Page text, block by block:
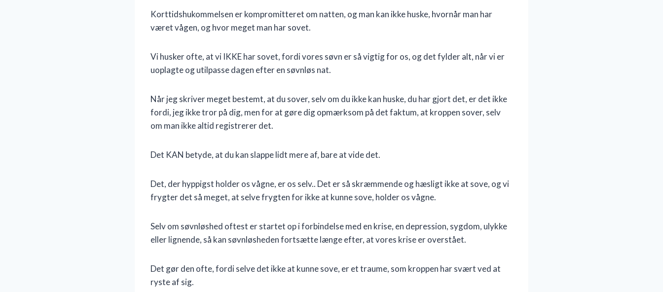
Korttidshukommelsen er kompromitteret om natten, og man kan ikke huske, hvornår man har
været vågen, og hvor meget man har sovet.
Vi husker ofte, at vi IKKE har sovet, fordi vores søvn er så vigtig for os, og det fylder alt, når vi er
uoplagte og utilpasse dagen efter en søvnløs nat.
Når jeg skriver meget bestemt, at du sover, selv om du ikke kan huske, du har gjort det, er det ikke
fordi, jeg ikke tror på dig, men for at gøre dig opmærksom på det faktum, at kroppen sover, selv
om man ikke altid registrerer det.
Det KAN betyde, at du kan slappe lidt mere af, bare at vide det.
Det, der hyppigst holder os vågne, er os selv.. Det er så skræmmende og hæsligt ikke at sove, og vi
frygter det så meget, at selve frygten for ikke at kunne sove, holder os vågne.
Selv om søvnløshed oftest er startet op i forbindelse med en krise, en depression, sygdom, ulykke
eller lignende, så kan søvnløsheden fortsætte længe efter, at vores krise er overstået.
Det gør den ofte, fordi selve det ikke at kunne sove, er et traume, som kroppen har svært ved at
ryste af sig.